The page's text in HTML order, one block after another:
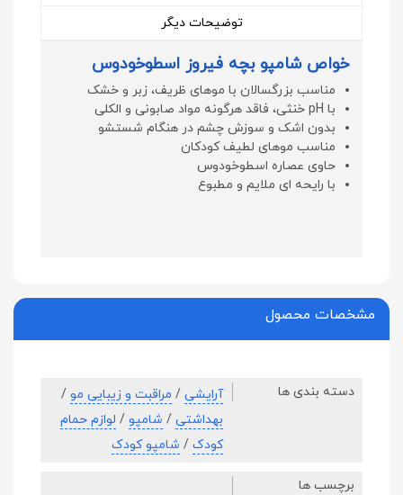
توضیحات دیگر
خواص شامپو بچه فیروز اسطوخودوس
مناسب بزرگسالان با موهای ظریف، زبر و خشک
با pH خنثی، فاقد هرگونه مواد صابونی و الکلی
بدون اشک و سوزش چشم در هنگام شستشو
مناسب موهای لطیف کودکان
حاوی عصاره اسطوخودوس
با رایحه ای ملایم و مطبوع
مشخصات محصول
دسته بندی ها آرایشی / مراقبت و زیبایی مو /
بهداشتی / شامپو / لوازم حمام
کودک / شامپو کودک
برچسب ها